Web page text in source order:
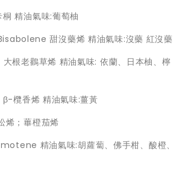
精油氣味:葡萄柚
甜沒藥烯 精油氣味:沒藥 紅沒藥
根老鸛草烯 精油氣味: 依蘭、日本柚、檸
欖香烯 精油氣味:薑黃
；蓽橙茄烯
精油氣味:胡蘿蔔、佛手柑、酸橙、